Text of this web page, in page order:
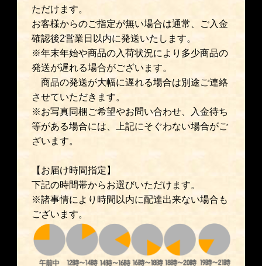
ただけます。
お客様からのご指定が無い場合は通常、ご入金
確認後2営業日以内に発送いたします。
※年末年始や商品の入荷状況により多少商品の
発送が遅れる場合がございます。
商品の発送が大幅に遅れる場合は別途ご連絡
させていただきます。
※お写真同梱ご希望やお問い合わせ、入金待ち
等がある場合には、上記にそぐわない場合がご
ざいます。
【お届け時間指定】
下記の時間帯からお選びいただけます。
※諸事情により時間以内に配達出来ない場合も
ございます。